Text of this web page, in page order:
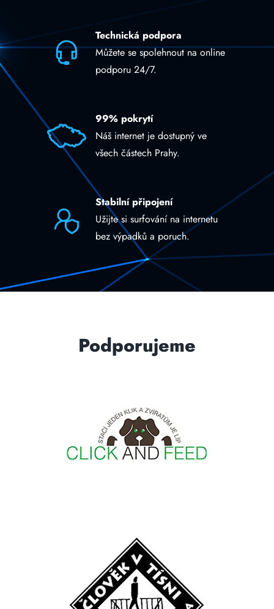
Technická podpora
Můžete se spolehnout na online
podporu 24/7.
99% pokrytí
Náš internet je dostupný ve
všech částech Prahy.
Stabilní připojení
Užijte si surfování na internetu
bez výpadků a poruch.
Podporujeme